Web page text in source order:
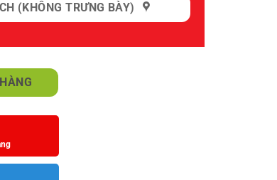
(KHÔNG TRƯNG BÀY)